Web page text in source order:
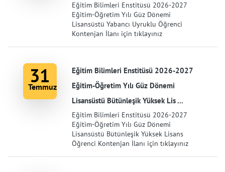
Eğitim Bilimleri Enstitüsü 2026-2027
Eğitim-Öğretim Yılı Güz Dönemi
Lisansüstü Yabancı Uyruklu Öğrenci
Kontenjan İlanı için tıklayınız
31
Temmuz
Eğitim Bilimleri Enstitüsü 2026-2027
Eğitim-Öğretim Yılı Güz Dönemi
Lisansüstü Bütünleşik Yüksek Lis ...
Eğitim Bilimleri Enstitüsü 2026-2027
Eğitim-Öğretim Yılı Güz Dönemi
Lisansüstü Bütünleşik Yüksek Lisans
Öğrenci Kontenjan İlanı için tıklayınız